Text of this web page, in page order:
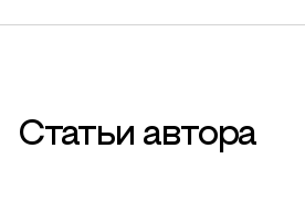
Статьи автора